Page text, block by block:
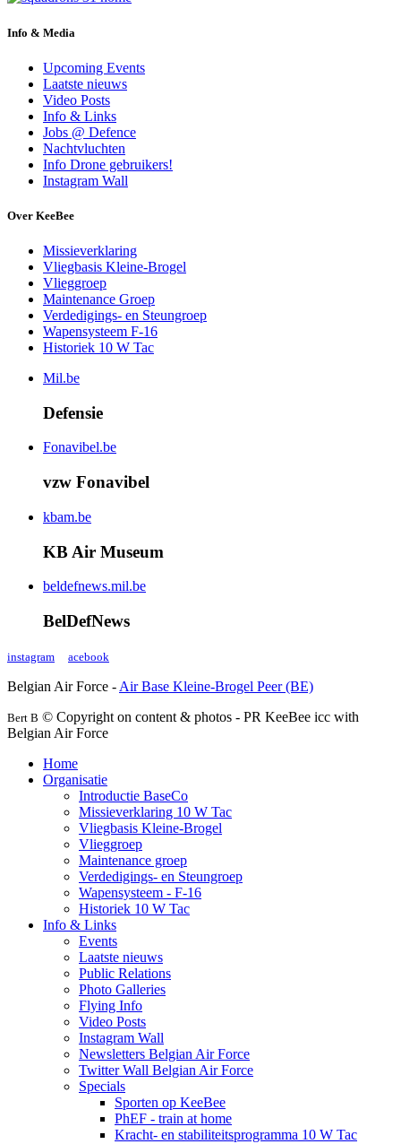
Info & Media
Upcoming Events
Laatste nieuws
Video Posts
Info & Links
Jobs @ Defence
Nachtvluchten
Info Drone gebruikers!
Instagram Wall
Over KeeBee
Missieverklaring
Vliegbasis Kleine-Brogel
Vlieggroep
Maintenance Groep
Verdedigings- en Steungroep
Wapensysteem F-16
Historiek 10 W Tac
Mil.be
Defensie
Fonavibel.be
vzw Fonavibel
kbam.be
KB Air Museum
beldefnews.mil.be
BelDefNews
instagram acebook
Belgian Air Force - Air Base Kleine-Brogel Peer (BE)
Bert B © Copyright on content & photos - PR KeeBee icc with
Belgian Air Force
Home
Organisatie
Introductie BaseCo
Missieverklaring 10 W Tac
Vliegbasis Kleine-Brogel
Vlieggroep
Maintenance groep
Verdedigings- en Steungroep
Wapensysteem - F-16
Historiek 10 W Tac
Info & Links
Events
Laatste nieuws
Public Relations
Photo Galleries
Flying Info
Video Posts
Instagram Wall
Newsletters Belgian Air Force
Twitter Wall Belgian Air Force
Specials
Sporten op KeeBee
PhEF - train at home
Kracht- en stabiliteitsprogramma 10 W Tac